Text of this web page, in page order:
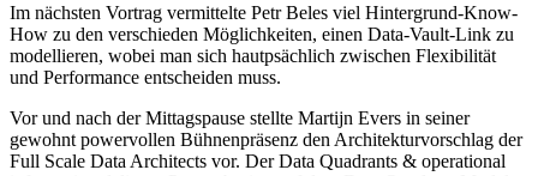
Im nächsten Vortrag vermittelte Petr Beles viel Hintergrund-Know-
How zu den verschieden Möglichkeiten, einen Data-Vault-Link zu
modellieren, wobei man sich hautpsächlich zwischen Flexibilität
und Performance entscheiden muss.
Vor und nach der Mittagspause stellte Martijn Evers in seiner
gewohnt powervollen Bühnenpräsenz den Architekturvorschlag der
Full Scale Data Architects vor. Der Data Quadrants & operational